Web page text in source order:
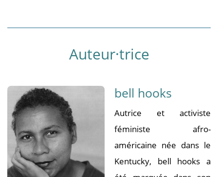
Auteur·trice
bell hooks
Autrice et activiste
féministe afro-
américaine née dans le
Kentucky, bell hooks a